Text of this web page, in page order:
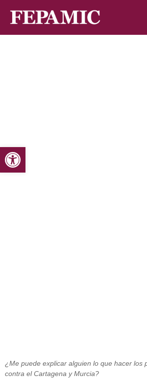
Abrir barra de
Inicio
¿Me puede explicar alguien lo que hacer los
contra el Cartagena y Murcia?